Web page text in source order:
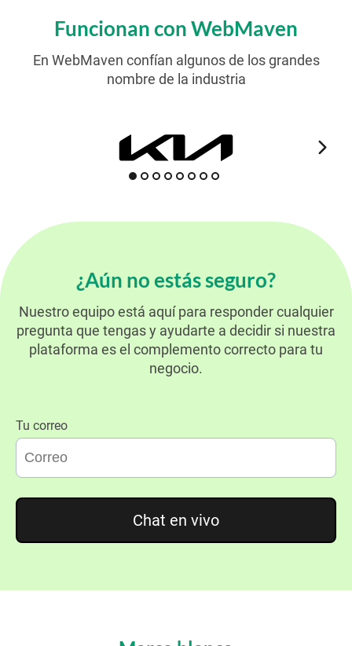
Funcionan con WebMaven
En WebMaven confían algunos de los grandes
nombre de la industria
¿Aún no estás seguro?
Nuestro equipo está aquí para responder cualquier
pregunta que tengas y ayudarte a decidir si nuestra
plataforma es el complemento correcto para tu
negocio.
Tu correo
Chat en vivo